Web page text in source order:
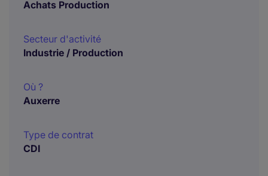
Achats Production
Secteur d'activité
Industrie / Production
Où ?
Auxerre
Type de contrat
CDI